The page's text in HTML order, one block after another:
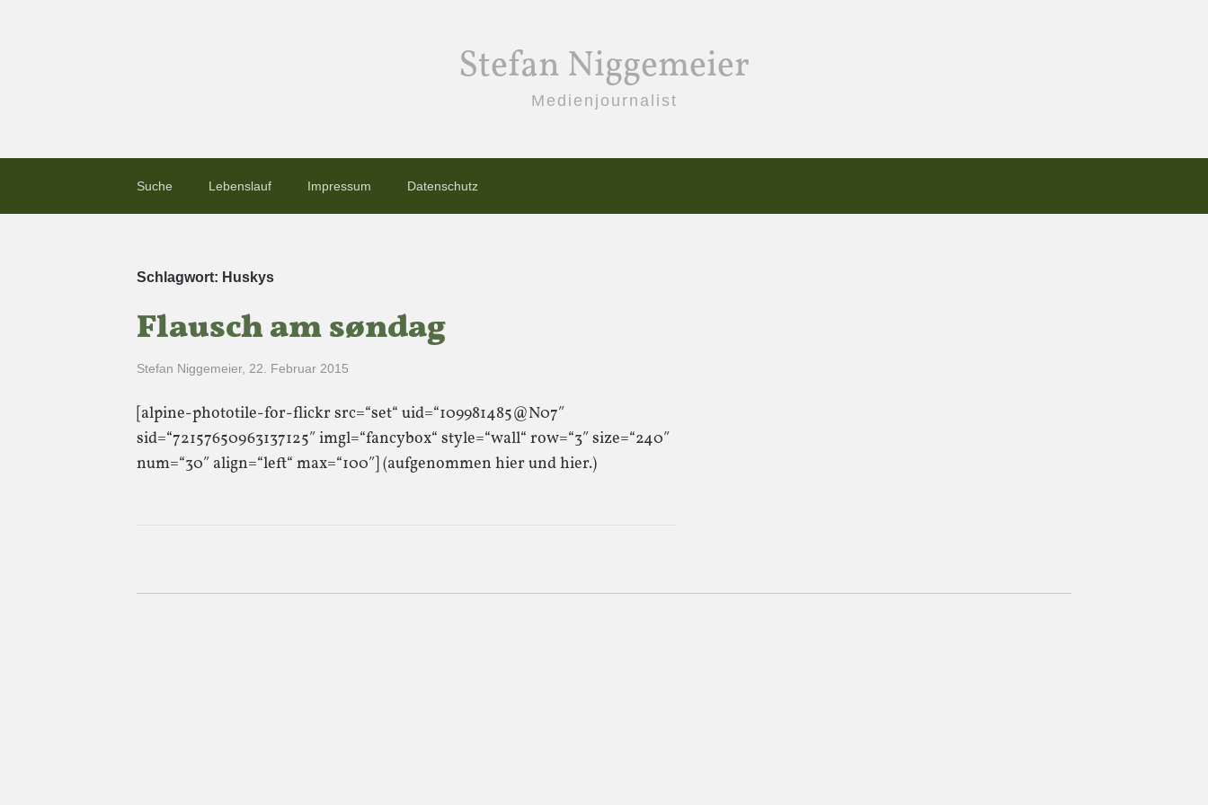
Stefan Niggemeier
Medienjournalist
Suche Lebenslauf Impressum Datenschutz
Schlagwort: Huskys
Flausch am søndag
Stefan Niggemeier, 22. Februar 2015
[alpine-phototile-for-flickr src=“set“ uid=“109981485@N07″
sid=“72157650963137125″ imgl=“fancybox“ style=“wall“ row=“3″ size=“240″
num=“30″ align=“left“ max=“100″] (aufgenommen hier und hier.)